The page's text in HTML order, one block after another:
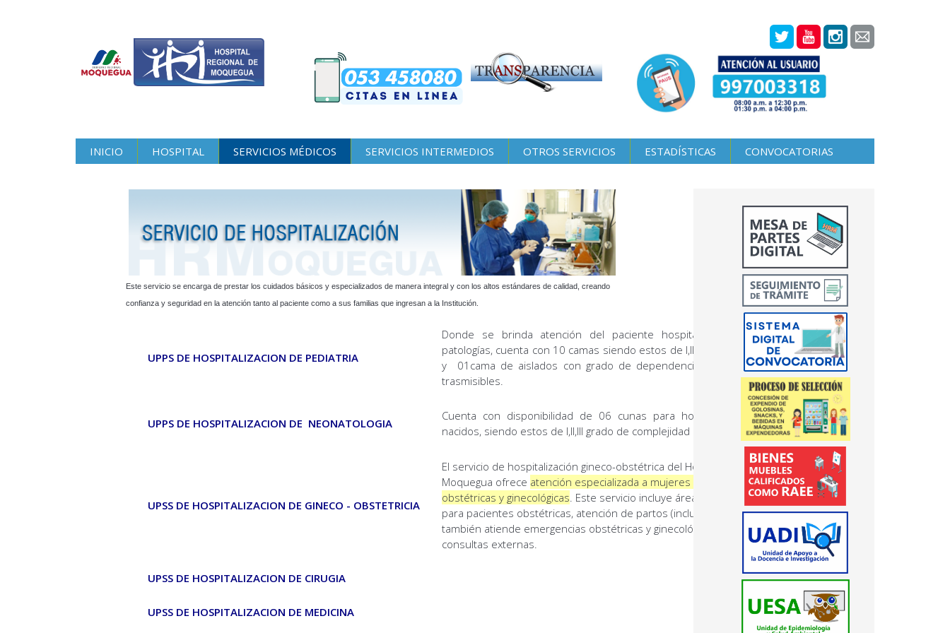
INICIO HOSPITAL SERVICIOS MÉDICOS SERVICIOS INTERMEDIOS OTROS SERVICIOS ESTADÍSTICAS CONVOCATORIAS
Este servicio se encarga de prestar los cuidados básicos y especializados de manera integral y con los altos estándares de calidad, creando
confianza y seguridad en la atención tanto al paciente como a sus familias que ingresan a la Institución.
UPPS DE HOSPITALIZACION DE PEDIATRIA
Donde se brinda atención del paciente hospitalizado por diferentes
patologías, cuenta con 10 camas siendo estos de I,II,II grado de complejidad
y 01cama de aislados con grado de dependencia II y III con patologías
trasmisibles.
UPPS DE HOSPITALIZACION DE NEONATOLOGIA
Cuenta con disponibilidad de 06 cunas para hospitalización de recien
nacidos, siendo estos de I,II,III grado de complejidad
UPSS DE HOSPITALIZACION DE GINECO - OBSTETRICIA
El servicio de hospitalización gineco-obstétrica del Hospital Regional de
Moquegua ofrece atención especializada a mujeres con patologías
obstétricas y ginecológicas. Este servicio incluye áreas de hospitalización
para pacientes obstétricas, atención de partos (incluyendo cesáreas), y
también atiende emergencias obstétricas y ginecológicas, además de
consultas externas.
UPSS DE HOSPITALIZACION DE CIRUGIA
UPSS DE HOSPITALIZACION DE MEDICINA